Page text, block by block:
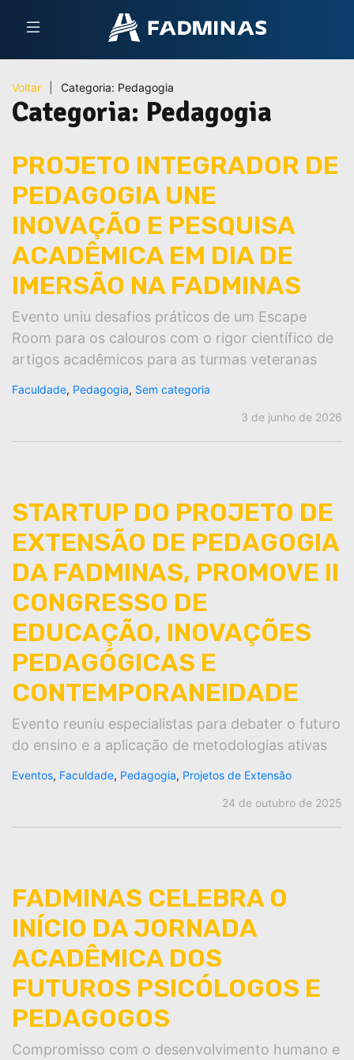
Voltar Categoria: Pedagogia
Categoria: Pedagogia
PROJETO INTEGRADOR DE
PEDAGOGIA UNE
INOVAÇÃO E PESQUISA
ACADÊMICA EM DIA DE
IMERSÃO NA FADMINAS
Evento uniu desafios práticos de um Escape
Room para os calouros com o rigor científico de
artigos acadêmicos para as turmas veteranas
Faculdade, Pedagogia, Sem categoria
3 de junho de 2026
STARTUP DO PROJETO DE
EXTENSÃO DE PEDAGOGIA
DA FADMINAS, PROMOVE II
CONGRESSO DE
EDUCAÇÃO, INOVAÇÕES
PEDAGÓGICAS E
CONTEMPORANEIDADE
Evento reuniu especialistas para debater o futuro
do ensino e a aplicação de metodologias ativas
Eventos, Faculdade, Pedagogia, Projetos de Extensão
24 de outubro de 2025
FADMINAS CELEBRA O
INÍCIO DA JORNADA
ACADÊMICA DOS
FUTUROS PSICÓLOGOS E
PEDAGOGOS
Compromisso com o desenvolvimento humano e